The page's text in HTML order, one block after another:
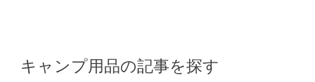
キャンプ用品の記事を探す